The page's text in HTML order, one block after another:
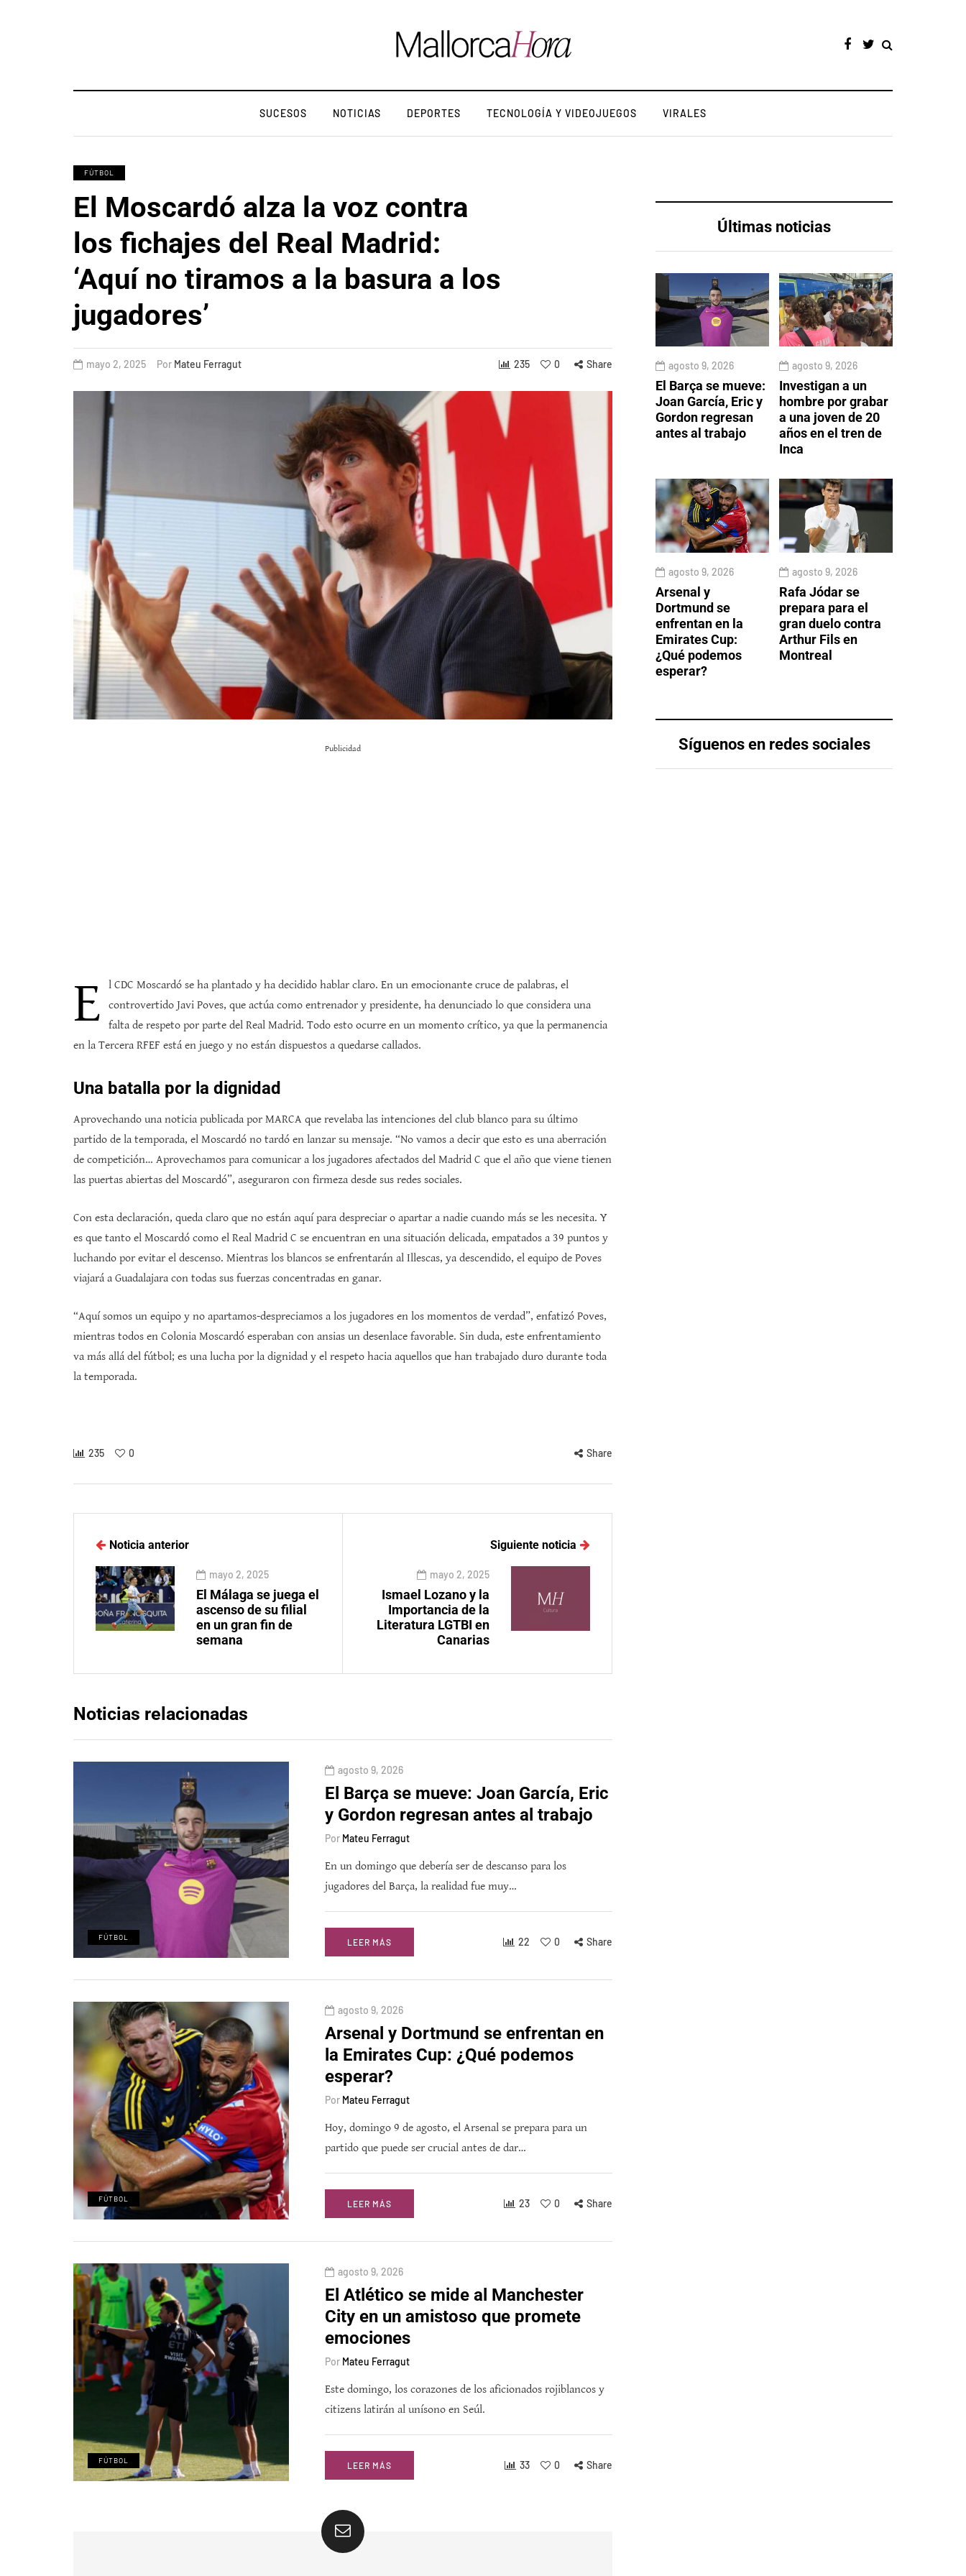
SUCESOS NOTICIAS DEPORTES TECNOLOGÍA Y VIDEOJUEGOS VIRALES
FÚTBOL
El Moscardó alza la voz contra
los fichajes del Real Madrid:
‘Aquí no tiramos a la basura a los
jugadores’
mayo 2, 2025 Por Mateu Ferragut 235 0 Share
Publicidad
E
l CDC Moscardó se ha plantado y ha decidido hablar claro. En un emocionante cruce de palabras, el
controvertido Javi Poves, que actúa como entrenador y presidente, ha denunciado lo que considera una
falta de respeto por parte del Real Madrid. Todo esto ocurre en un momento crítico, ya que la permanencia
en la Tercera RFEF está en juego y no están dispuestos a quedarse callados.
Una batalla por la dignidad
Aprovechando una noticia publicada por MARCA que revelaba las intenciones del club blanco para su último
partido de la temporada, el Moscardó no tardó en lanzar su mensaje. “No vamos a decir que esto es una aberración
de competición… Aprovechamos para comunicar a los jugadores afectados del Madrid C que el año que viene tienen
las puertas abiertas del Moscardó”, aseguraron con firmeza desde sus redes sociales.
Con esta declaración, queda claro que no están aquí para despreciar o apartar a nadie cuando más se les necesita. Y
es que tanto el Moscardó como el Real Madrid C se encuentran en una situación delicada, empatados a 39 puntos y
luchando por evitar el descenso. Mientras los blancos se enfrentarán al Illescas, ya descendido, el equipo de Poves
viajará a Guadalajara con todas sus fuerzas concentradas en ganar.
“Aquí somos un equipo y no apartamos-despreciamos a los jugadores en los momentos de verdad”, enfatizó Poves,
mientras todos en Colonia Moscardó esperaban con ansias un desenlace favorable. Sin duda, este enfrentamiento
va más allá del fútbol; es una lucha por la dignidad y el respeto hacia aquellos que han trabajado duro durante toda
la temporada.
235 0 Share
Últimas noticias
agosto 9, 2026
El Barça se mueve:
Joan García, Eric y
Gordon regresan
antes al trabajo
agosto 9, 2026
Investigan a un
hombre por grabar
a una joven de 20
años en el tren de
Inca
agosto 9, 2026
Arsenal y
Dortmund se
enfrentan en la
Emirates Cup:
¿Qué podemos
esperar?
agosto 9, 2026
Rafa Jódar se
prepara para el
gran duelo contra
Arthur Fils en
Montreal
Síguenos en redes sociales
Noticia anterior
mayo 2, 2025
El Málaga se juega el
ascenso de su filial
en un gran fin de
semana
Siguiente noticia
mayo 2, 2025
Ismael Lozano y la
Importancia de la
Literatura LGTBI en
Canarias
Noticias relacionadas
FÚTBOL
agosto 9, 2026
El Barça se mueve: Joan García, Eric
y Gordon regresan antes al trabajo
Por Mateu Ferragut
En un domingo que debería ser de descanso para los
jugadores del Barça, la realidad fue muy…
LEER MÁS 22 0 Share
FÚTBOL
agosto 9, 2026
Arsenal y Dortmund se enfrentan en
la Emirates Cup: ¿Qué podemos
esperar?
Por Mateu Ferragut
Hoy, domingo 9 de agosto, el Arsenal se prepara para un
partido que puede ser crucial antes de dar…
LEER MÁS 23 0 Share
FÚTBOL
agosto 9, 2026
El Atlético se mide al Manchester
City en un amistoso que promete
emociones
Por Mateu Ferragut
Este domingo, los corazones de los aficionados rojiblancos y
citizens latirán al unísono en Seúl.
LEER MÁS 33 0 Share